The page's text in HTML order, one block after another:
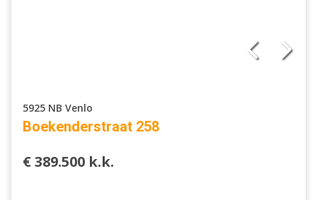
5925 NB Venlo
Boekenderstraat 258
€ 389.500 k.k.